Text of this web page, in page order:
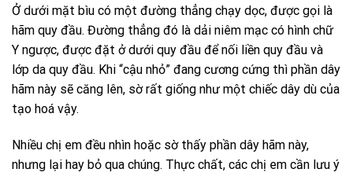
Ở dưới mặt bìu có một đường thẳng chạy dọc, được gọi là
hãm quy đầu. Đường thẳng đó là dải niêm mạc có hình chữ
Y ngược, được đặt ở dưới quy đầu để nối liền quy đầu và
lớp da quy đầu. Khi “cậu nhỏ” đang cương cứng thì phần dây
hãm này sẽ căng lên, sờ rất giống như một chiếc dây dù của
tạo hoá vậy.
Nhiều chị em đều nhìn hoặc sờ thấy phần dây hãm này,
nhưng lại hay bỏ qua chúng. Thực chất, các chị em cần lưu ý